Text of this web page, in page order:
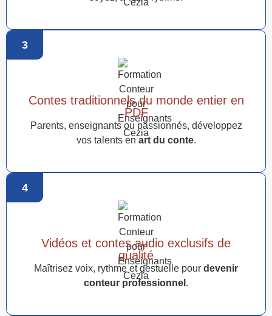
3
Contes traditionnels du monde entier en
PDF
Parents, enseignants ou passionnés, développez
vos talents en art du conte.
4
Vidéos et contes audio exclusifs de
qualité
Maîtrisez voix, rythme et gestuelle pour devenir
conteur professionnel .